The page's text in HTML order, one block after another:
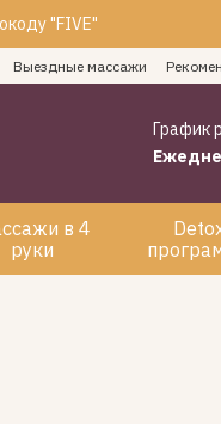
"FIVE"
Выездные массажи
График
в 4
руки